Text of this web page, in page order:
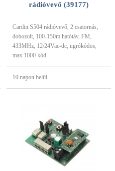
rádióvevő (39177)
Cardin S504 rádióvevő, 2 csatornás,
dobozolt, 100-150m hatótáv, FM,
433MHz, 12/24Vac-dc, ugrókódos,
max 1000 kód
10 napon belül